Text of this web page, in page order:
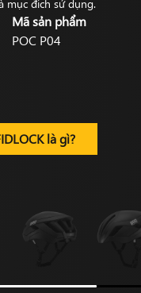
mục đích sử dụng.
Mã sản phẩm
POC P04
là gì?